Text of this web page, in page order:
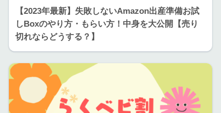
【2023年最新】失敗しないAmazon出産準備お試
しBoxのやり方・もらい方！中身を大公開【売り
切れならどうする？】